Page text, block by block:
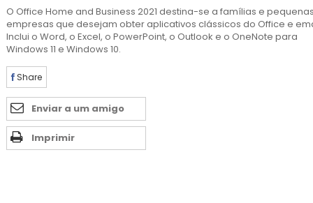
O Office Home and Business 2021 destina-se a famílias e
empresas que desejam obter aplicativos clássicos do Office e
Inclui o Word, o Excel, o PowerPoint, o Outlook e o OneNote para
Windows 11 e Windows 10.
Share
Enviar a um amigo
Imprimir